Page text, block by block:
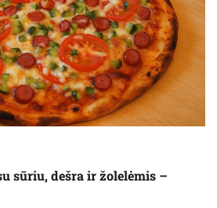
sūriu, dešra ir žolelėmis –